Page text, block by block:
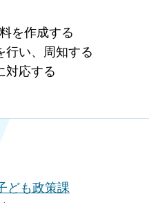
を作成する
行い、周知する
対応する
ども政策課